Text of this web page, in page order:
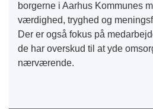
borgerne i Aarhus Kommunes
værdighed, tryghed og
Der er også fokus på
de har overskud til at yde
nærværende.​